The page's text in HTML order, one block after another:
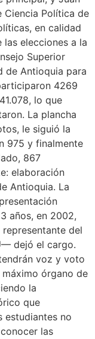
Ciencia Política de
en calidad
elecciones a la
Superior
de Antioquia para
4269
lo que
La plancha
le siguió la
975 y finalmente
867
elaboración
Antioquia. La
años, en 2002,
del
dejó el cargo.
voz y voto
órgano de
la
que
estudiantes no
las